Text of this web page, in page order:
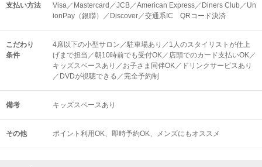
支払い方法
Visa／Mastercard／JCB／American Express／Diners Club／Un
ionPay（銀聯）／Discover／交通系IC QRコード決済
こだわり
条件
4席以下の小型サロン／駐車場あり／1人のスタイリストが仕上
げまで担当／朝10時前でも受付OK／店頭でのカード支払いOK／
キッズスペースあり／お子さま同伴OK／ドリンクサービスあり
／DVDが視聴できる／完全予約制
備考 キッズスペースあり
その他 ポイント利用OK 即時予約OK メンズにもオススメ